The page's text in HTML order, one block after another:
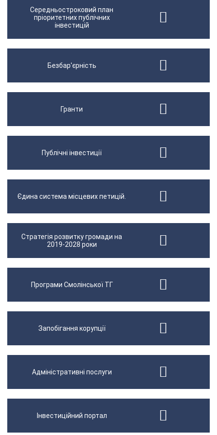
Середньостроковий план
пріоритетних публічних
інвестицій
Безбар'єрність
Гранти
Публічні інвестиції
Єдина система місцевих петицій.
Стратегія розвитку громади на
2019-2028 роки
Програми Смолінської ТГ
Запобігання корупції
Адміністративні послуги
Інвестиційний портал